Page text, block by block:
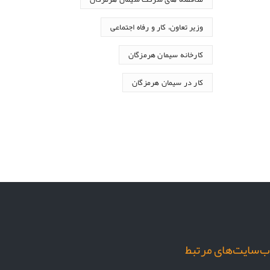
وزیر تعاون، کار و رفاه اجتماعی
کارخانه سیمان هرمزگان
کار در سیمان هرمزگان
مرتبط